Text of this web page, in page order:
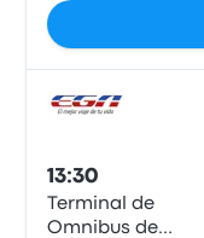
Encarnación
13:30
Terminal de
Omnibus de